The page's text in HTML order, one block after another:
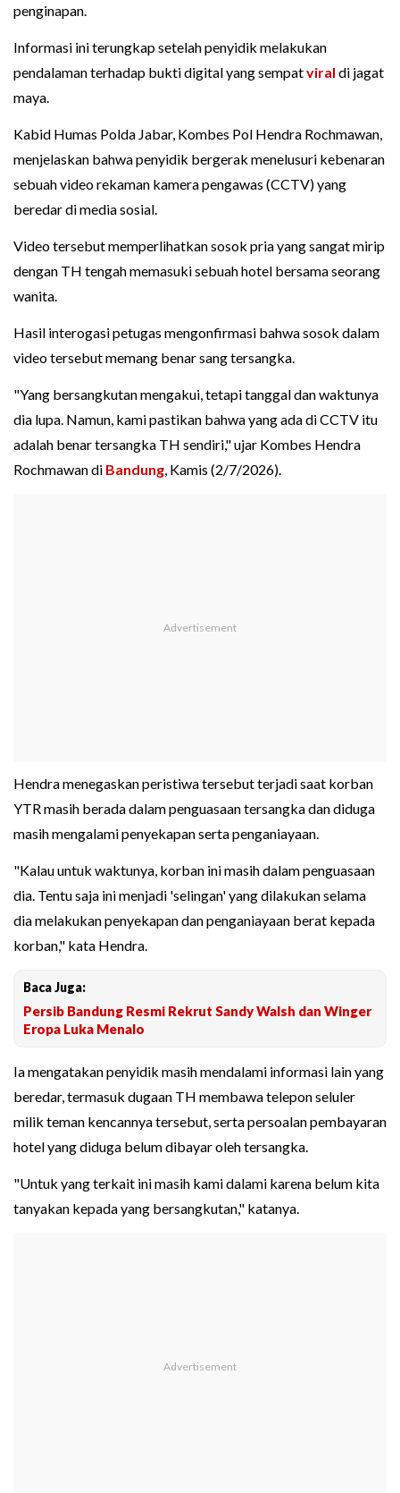
penginapan.
Informasi ini terungkap setelah penyidik melakukan
pendalaman terhadap bukti digital yang sempatviral di jagat
maya.
Kabid Humas Polda Jabar, Kombes Pol Hendra Rochmawan,
menjelaskan bahwa penyidik bergerak menelusuri kebenaran
sebuah video rekaman kamera pengawas (CCTV) yang
beredar di media sosial.
Video tersebut memperlihatkan sosok pria yang sangat mirip
dengan TH tengah memasuki sebuah hotel bersama seorang
wanita.
Hasil interogasi petugas mengonfirmasi bahwa sosok dalam
video tersebut memang benar sang tersangka.
"Yang bersangkutan mengakui, tetapi tanggal dan waktunya
dia lupa. Namun, kami pastikan bahwa yang ada di CCTV itu
adalah benar tersangka TH sendiri," ujar Kombes Hendra
Rochmawan di Bandung, Kamis (2/7/2026).
Hendra menegaskan peristiwa tersebut terjadi saat korban
YTR masih berada dalam penguasaan tersangka dan diduga
masih mengalami penyekapan serta penganiayaan.
"Kalau untuk waktunya, korban ini masih dalam penguasaan
dia. Tentu saja ini menjadi 'selingan' yang dilakukan selama
dia melakukan penyekapan dan penganiayaan berat kepada
korban," kata Hendra.
Baca Juga:
Persib Bandung Resmi Rekrut Sandy Walsh dan Winger
Eropa Luka Menalo
Ia mengatakan penyidik masih mendalami informasi lain yang
beredar, termasuk dugaan TH membawa telepon seluler
milik teman kencannya tersebut, serta persoalan pembayaran
hotel yang diduga belum dibayar oleh tersangka.
"Untuk yang terkait ini masih kami dalami karena belum kita
tanyakan kepada yang bersangkutan," katanya.